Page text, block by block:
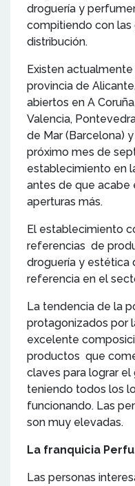
droguería y
compitiendo con las
distribución.
Existen
provincia de
abiertos en A
Valencia,
de Mar (Barcelona)
próximo mes de
establecimiento en
antes de que acabe
aperturas más.
El establecimiento
referencias de
droguería y estética
referencia en el
La tendencia de la
protagonizados por
excelente
productos que
claves para lograr
teniendo todos los
funcionando. Las
son muy elevadas.
La franquicia
Las personas